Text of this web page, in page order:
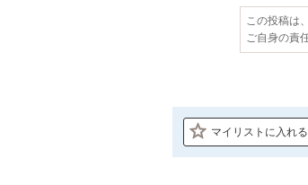
この投稿は
ご自身の責
マイリストに入れる